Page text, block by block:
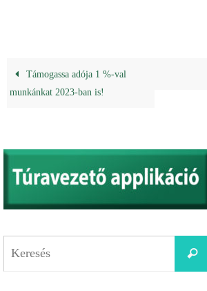
Támogassa adója 1 %-val
munkánkat 2023-ban is!